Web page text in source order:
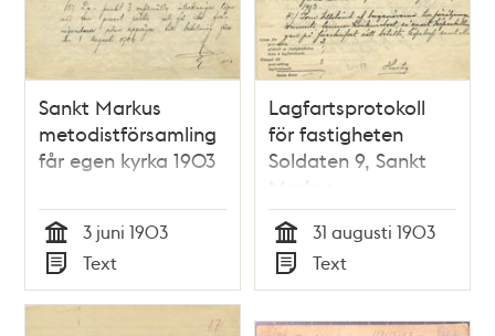
Sankt Markus
metodistförsamling
får egen kyrka 1903
Tid
3 juni 1903
Typ
Text
Lagfartsprotokoll
för fastigheten
Soldaten 9, Sankt
Markus
metodistförsamling,
1903
Tid
31 augusti 1903
Typ
Text